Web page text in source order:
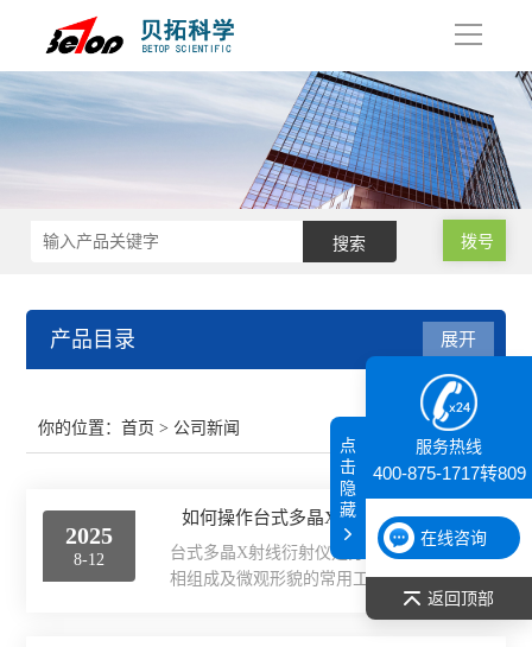
导
拨号
产品目录
表面张力仪
展开
你的位置：首页 > 公司新闻
2025
8-12
如何操作台式多晶X射线衍射仪进行晶体分析？
台式多晶X射线衍射仪是分析晶体结构、物
相组成及微观形貌的常用工具，其操作流程
需严格遵循安全规范与科学步骤，以确保数
服务热线
400-875-1717转809
在线咨询
返回顶部
点
击
隐
藏